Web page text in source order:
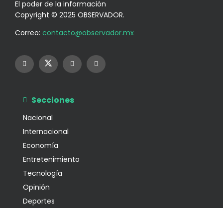
El poder de la información
Copyright © 2025 OBSERVADOR.
Correo: contacto@observador.mx
Secciones
Nacional
Internacional
Economía
Entretenimiento
Tecnología
Opinión
Deportes